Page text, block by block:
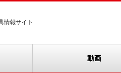
情報サイト
動画